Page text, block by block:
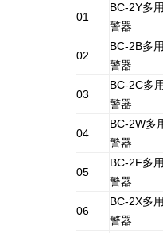
01
BC-2Y多
警器
02
BC-2B多
警器
03
BC-2C多
警器
04
BC-2W多
警器
05
BC-2F多
警器
06
BC-2X多
警器